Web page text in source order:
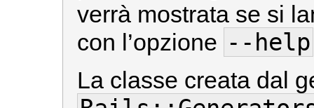
verrà mostrata se si
con l’opzione --help
La classe creata dal